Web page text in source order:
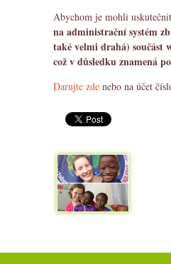
Abychom je mohli
na administrační systém
také velmi drahá) součást
což v důsledku znamená
Darujte zde nebo na účet